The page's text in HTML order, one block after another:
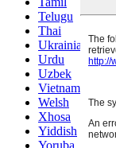
Telugu
Thai
Ukrainian
Urdu
Uzbek
Vietnamese
Welsh
Xhosa
Yiddish